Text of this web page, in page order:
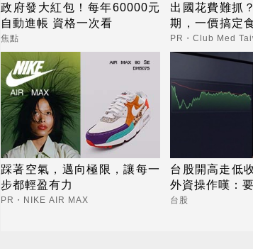
政府發大紅包！每年60000元
自動進帳 資格一次看
焦點
出國花費難抓
期，一價搞定
更省心！
PR・Club Med
踩著空氣，邁向極限，讓每一
步都輕盈有力
PR・NIKE AIR MAX
台股開高走低
外資操作嘆：
台股